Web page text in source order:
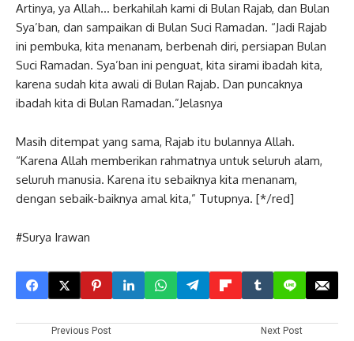
Artinya, ya Allah… berkahilah kami di Bulan Rajab, dan Bulan
Sya’ban, dan sampaikan di Bulan Suci Ramadan. “Jadi Rajab
ini pembuka, kita menanam, berbenah diri, persiapan Bulan
Suci Ramadan. Sya’ban ini penguat, kita sirami ibadah kita,
karena sudah kita awali di Bulan Rajab. Dan puncaknya
ibadah kita di Bulan Ramadan.”Jelasnya
Masih ditempat yang sama, Rajab itu bulannya Allah.
“Karena Allah memberikan rahmatnya untuk seluruh alam,
seluruh manusia. Karena itu sebaiknya kita menanam,
dengan sebaik-baiknya amal kita,” Tutupnya. [*/red]
#Surya Irawan
Previous Post Next Post